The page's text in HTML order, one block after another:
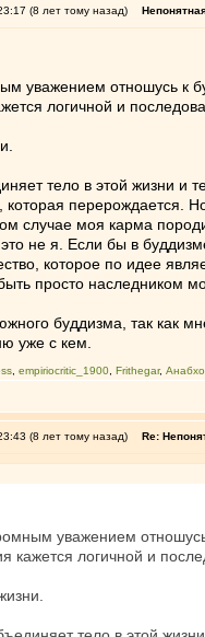
(8 лет тому назад)
уважением отношусь к
логичной и
тело в этой жизни
которая
случае моя карма
не я. Если бы в
которое по идее
просто наследником
буддизма, так как
уже с кем.
empiriocritic_1900 Frithegar,
(8 лет тому назад) Re:
уважением
логичной и